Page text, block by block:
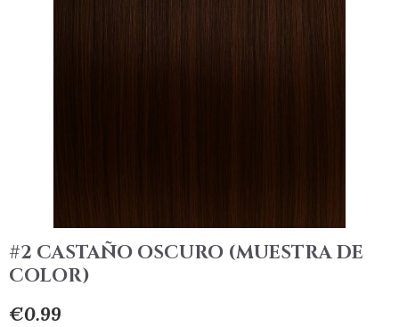
#2 CASTAÑO OSCURO (MUESTRA DE
COLOR)
€0.99